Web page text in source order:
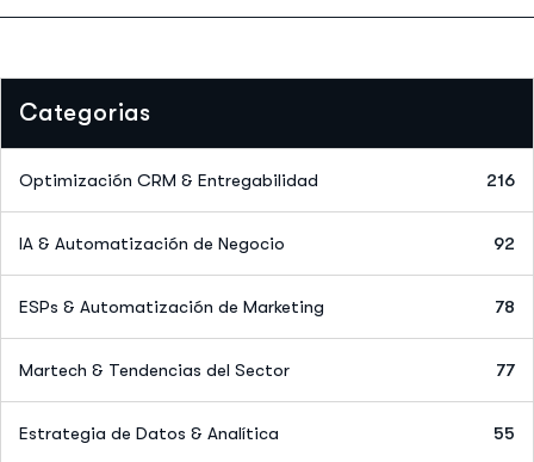
Categorias
Optimización CRM & Entregabilidad 216
IA & Automatización de Negocio 92
ESPs & Automatización de Marketing 78
Martech & Tendencias del Sector 77
Estrategia de Datos & Analítica 55